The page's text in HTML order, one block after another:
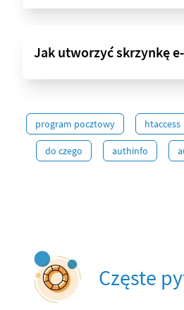
Jak utworzyć skrzynkę
program pocztowy htaccess
do czego authinfo
Częste